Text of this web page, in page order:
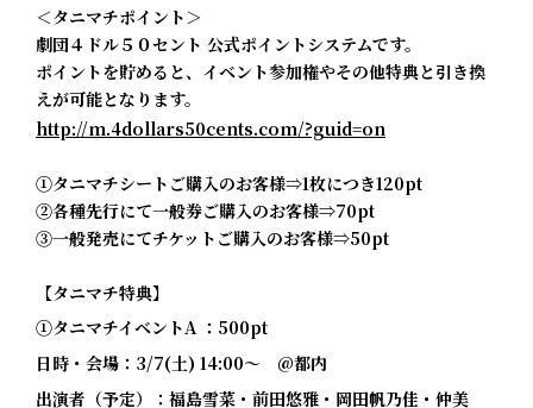
＜タニマチポイント＞
劇団４ドル５０セント 公式ポイントシステムです。
ポイントを貯めると、イベント参加権やその他特典と引き換
えが可能となります。
http://m.4dollars50cents.com/?guid=on
①タニマチシートご購入のお客様⇒1枚につき120pt
②各種先行にて一般券ご購入のお客様⇒70pt
③一般発売にてチケットご購入のお客様⇒50pt
【タニマチ特典】
①タニマチイベントA ：500pt
日時・会場：3/7(土) 14:00～ @都内
出演者（予定）：福島雪菜・前田悠雅・岡田帆乃佳・仲美